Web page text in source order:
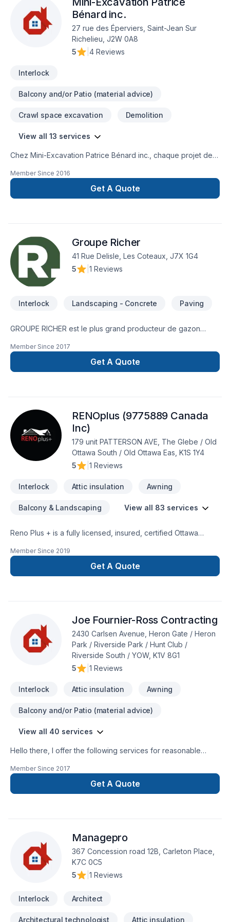
Bénard inc.
27 rue des Éperviers, Saint-Jean Sur
Richelieu, J2W 0A8
5
4 Reviews
Interlock
Balcony and/or Patio (material advice)
Crawl space excavation Demolition
View all 13 services
Chez Mini-Excavation Patrice Bénard inc., chaque projet de
Muret, Pavage, Pavé uni, Paysagement, Tourbe, Transport
est l'occasion de démontrer notre engagement envers la
qualité et la satisfaction client à Eastern
Transformons ensemble vos idées en réalité. Contactez-nous
dès maintenant.
Member Since 2016
Get A Quote
Groupe Richer
41 Rue Delisle, Les Coteaux, J7X 1G4
5
1 Reviews
Interlock Landscaping - Concrete Paving
GROUPE RICHER est le plus grand producteur de gazon
produits d'aménagement paysager, combiné au meilleur
service de l'industrie. Une entreprise familiale dynamique et
passionnée depuis 1962. Succursales : Sainte-Julie, Mercier,
Member Since 2017
Get A Quote
RENOplus (9775889 Canada
Inc)
179 unit PATTERSON AVE, The Glebe / Old
Ottawa South / Old Ottawa Eas, K1S 1Y4
5
1 Reviews
Interlock Attic insulation Awning
Balcony & Landscaping View all 83 services
Reno Plus + is a fully licensed, insured, certified Ottawa
remodeling expert specializing in Custom Home Renovations
jobs according to their specific needs and requests, always
project with seriousness and professionalism, putting special
attention to details, regardless the size and the complexity of
the job.
Member Since 2019
Get A Quote
Joe Fournier-Ross Contracting
2430 Carlsen Avenue, Heron Gate / Heron
Park / Riverside Park / Hunt Club /
Riverside South / YOW, K1V 8G1
5
1 Reviews
Interlock Attic insulation Awning
Balcony and/or Patio (material advice)
View all 40 services
Hello there, I offer the following services for reasonable
casing, door casing, all types of flooring Laminate, hardwood,
engineered hardwood, cedar tongue and groove installation,
fire-pit installation, backsplashes and accent walls, as well as
Member Since 2017
Get A Quote
Managepro
367 Concession road 12B, Carleton Place,
K7C 0C5
5
1 Reviews
Interlock Architect
Architectural technologist Attic insulation